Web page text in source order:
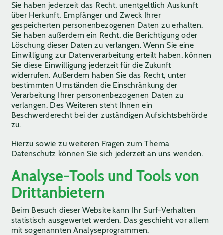
Sie haben jederzeit das Recht, unentgeltlich Auskunft
über Herkunft, Empfänger und Zweck Ihrer
gespeicherten personenbezogenen Daten zu erhalten.
Sie haben außerdem ein Recht, die Berichtigung oder
Löschung dieser Daten zu verlangen. Wenn Sie eine
Einwilligung zur Datenverarbeitung erteilt haben, können
Sie diese Einwilligung jederzeit für die Zukunft
widerrufen. Außerdem haben Sie das Recht, unter
bestimmten Umständen die Einschränkung der
Verarbeitung Ihrer personenbezogenen Daten zu
verlangen. Des Weiteren steht Ihnen ein
Beschwerderecht bei der zuständigen Aufsichtsbehörde
zu.
Hierzu sowie zu weiteren Fragen zum Thema
Datenschutz können Sie sich jederzeit an uns wenden.
Analyse-Tools und Tools von
Dritt­anbietern
Beim Besuch dieser Website kann Ihr Surf-Verhalten
statistisch ausgewertet werden. Das geschieht vor allem
mit sogenannten Analyseprogrammen.